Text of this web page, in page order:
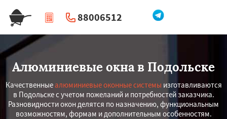
88006512
| Перезвоните мне
Алюминиевые окна в Подольске
Качественныеалюминиевые оконные системы изготавливаются
в Подольске с учетом пожеланий и потребностей заказчика.
Разновидности окон делятся по назначению, функциональным
возможностям, формам и дополнительным особенностям.